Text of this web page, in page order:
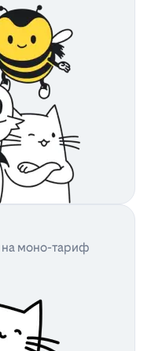
на моно-тариф